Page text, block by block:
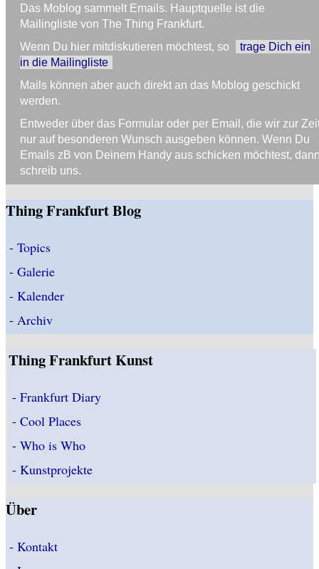
Das Moblog sammelt Emails. Hauptquelle ist die
Mailingliste von The Thing Frankfurt.
Wenn Du hier mitdiskutieren möchtest, so
trage Dich ein
in die Mailingliste
Mails können aber auch direkt an das Moblog geschickt
werden.
Entweder über das Formular oder per Email, die wir zur
nur auf besonderen Wunsch ausgeben können. Wenn Du
Emails zB von Deinem Handy aus schicken möchtest,
schreib uns.
Thing Frankfurt Blog
- Topics
- Galerie
- Kalender
- Archiv
Thing Frankfurt Kunst
-Frankfurt Diary
-Cool Places
-Who is Who
-Kunstprojekte
Über
- Kontakt